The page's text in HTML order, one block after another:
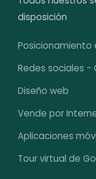
disposición
Posicionamiento
Redes sociales
Diseño web
Vende por
Aplicaciones
Tour virtual de